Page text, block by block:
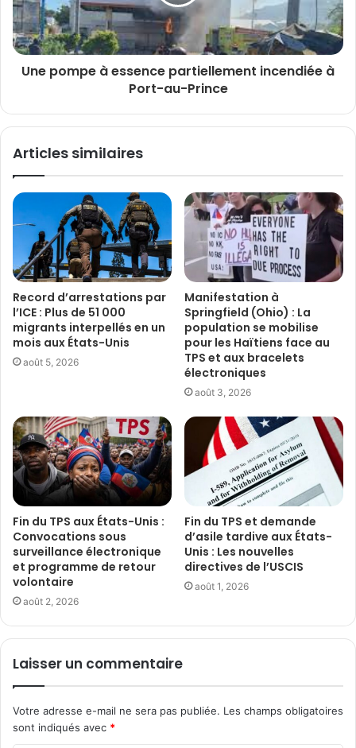
Une pompe à essence partiellement incendiée à
Port-au-Prince
Articles similaires
Record d’arrestations par
l’ICE : Plus de 51 000
migrants interpellés en un
mois aux États-Unis
août 5, 2026
Manifestation à
Springfield (Ohio) : La
population se mobilise
pour les Haïtiens face au
TPS et aux bracelets
électroniques
août 3, 2026
Fin du TPS aux États-Unis :
Convocations sous
surveillance électronique
et programme de retour
volontaire
août 2, 2026
Fin du TPS et demande
d’asile tardive aux États-
Unis : Les nouvelles
directives de l’USCIS
août 1, 2026
Laisser un commentaire
Votre adresse e-mail ne sera pas publiée. Les champs obligatoires
sont indiqués avec *